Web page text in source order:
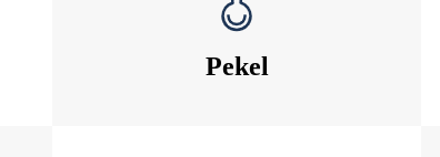
Pekel